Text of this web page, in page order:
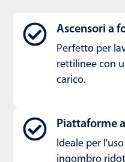
Ascensori a
Perfetto per
rettilinee con
carico.
Piattaforme
Ideale per
ingombro